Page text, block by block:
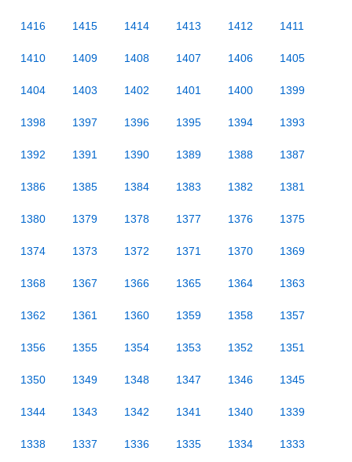
1416 1415 1414 1413 1412 1411
1410 1409 1408 1407 1406 1405
1404 1403 1402 1401 1400 1399
1398 1397 1396 1395 1394 1393
1392 1391 1390 1389 1388 1387
1386 1385 1384 1383 1382 1381
1380 1379 1378 1377 1376 1375
1374 1373 1372 1371 1370 1369
1368 1367 1366 1365 1364 1363
1362 1361 1360 1359 1358 1357
1356 1355 1354 1353 1352 1351
1350 1349 1348 1347 1346 1345
1344 1343 1342 1341 1340 1339
1338 1337 1336 1335 1334 1333